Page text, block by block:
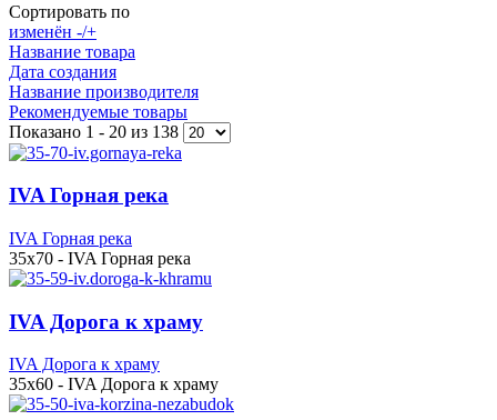
Сортировать по
изменён -/+
Название товара
Дата создания
Название производителя
Рекомендуемые товары
Показано 1 - 20 из 138
IVA Горная река
IVA Горная река
35x70 - IVA Горная река
IVA Дорога к храму
IVA Дорога к храму
35x60 - IVA Дорога к храму